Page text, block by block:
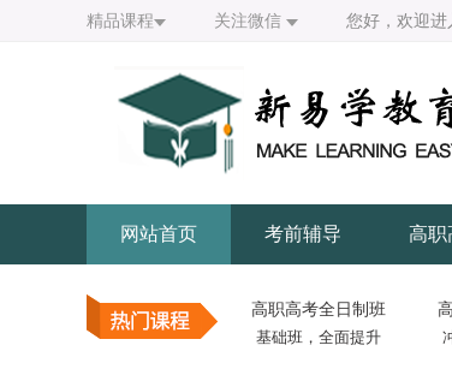
精品课程 关注微信 您好，欢迎
网站首页 考前辅导 高职
高职高考全日制班
基础班，全面提升